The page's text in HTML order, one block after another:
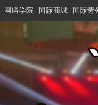
网络学院 国际商城 国际劳